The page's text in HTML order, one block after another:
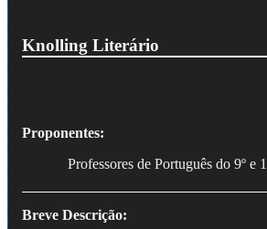
Knolling Literário
Proponentes:
Professores de Português do 9º e
Breve Descrição: